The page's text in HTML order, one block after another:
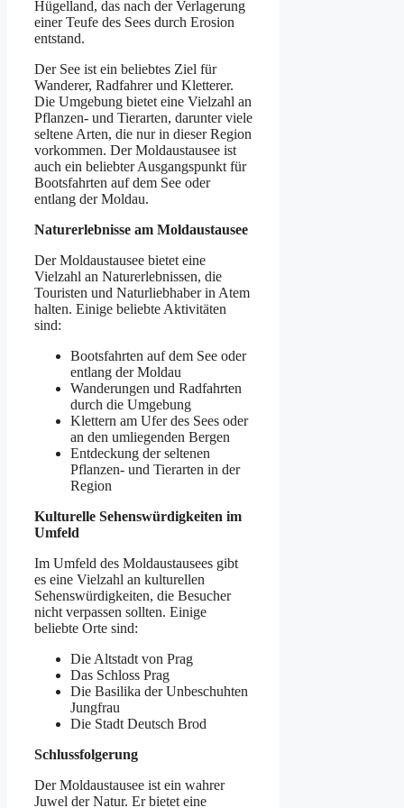
Hügelland, das nach der Verlagerung
einer Teufe des Sees durch Erosion
entstand.
Der See ist ein beliebtes Ziel für
Wanderer, Radfahrer und Kletterer.
Die Umgebung bietet eine Vielzahl an
Pflanzen- und Tierarten, darunter viele
seltene Arten, die nur in dieser Region
vorkommen. Der Moldaustausee ist
auch ein beliebter Ausgangspunkt für
Bootsfahrten auf dem See oder
entlang der Moldau.
Naturerlebnisse am Moldaustausee
Der Moldaustausee bietet eine
Vielzahl an Naturerlebnissen, die
Touristen und Naturliebhaber in Atem
halten. Einige beliebte Aktivitäten
sind:
Bootsfahrten auf dem See oder
entlang der Moldau
Wanderungen und Radfahrten
durch die Umgebung
Klettern am Ufer des Sees oder
an den umliegenden Bergen
Entdeckung der seltenen
Pflanzen- und Tierarten in der
Region
Kulturelle Sehenswürdigkeiten im
Umfeld
Im Umfeld des Moldaustausees gibt
es eine Vielzahl an kulturellen
Sehenswürdigkeiten, die Besucher
nicht verpassen sollten. Einige
beliebte Orte sind:
Die Altstadt von Prag
Das Schloss Prag
Die Basilika der Unbeschuhten
Jungfrau
Die Stadt Deutsch Brod
Schlussfolgerung
Der Moldaustausee ist ein wahrer
Juwel der Natur. Er bietet eine